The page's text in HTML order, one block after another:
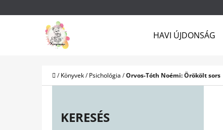
HAVI ÚJDONSÁG
Kezdőlap
/ Könyvek/ Psichológia /Orvos-Tóth Noémi: Örökölt sors
KERESÉS
Vissza
a boltba
Vissza
a boltba